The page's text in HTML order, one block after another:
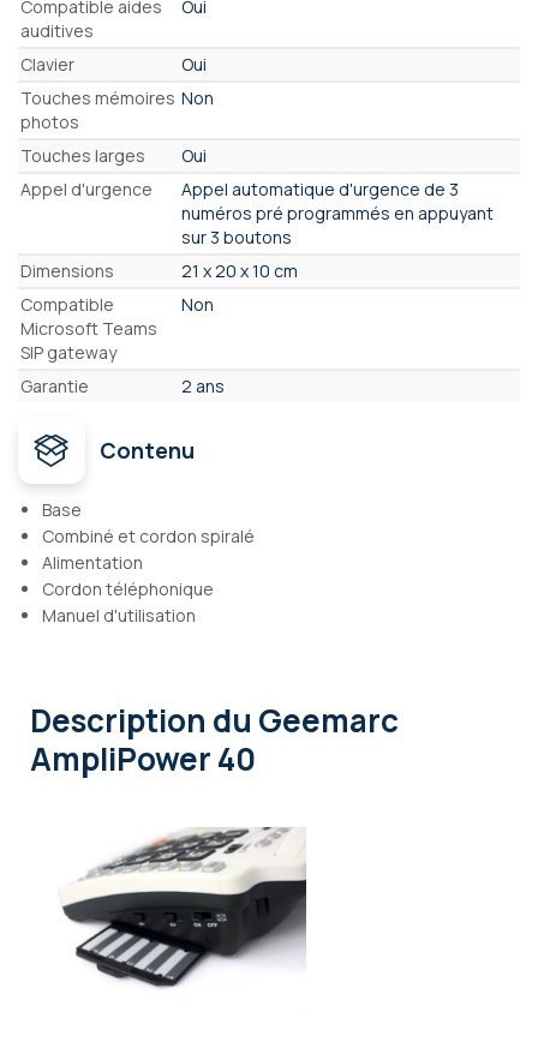
Compatible aides
auditives
Oui
Clavier
Oui
Touches mémoires
photos
Non
Touches larges
Oui
Appel d'urgence
Appel automatique d'urgence de 3
numéros pré programmés en appuyant
sur 3 boutons
Dimensions
21 x 20 x 10 cm
Compatible
Microsoft Teams
SIP gateway
Non
Garantie 2 ans
Contenu
Base
Combiné et cordon spiralé
Alimentation
Cordon téléphonique
Manuel d'utilisation
Description du Geemarc
AmpliPower 40